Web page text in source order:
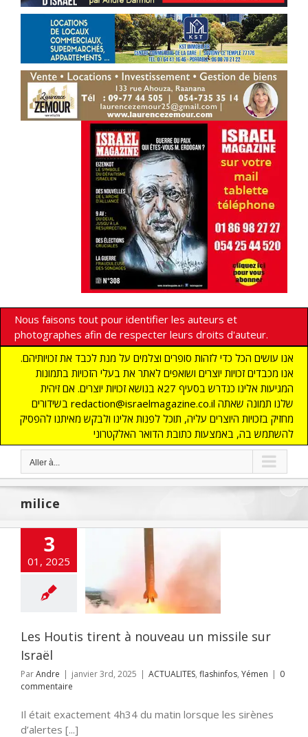
Nous faisons tout pour identifier les auteurs et
photographes afin de respecter leurs droits d'auteur.
אנו עושים הכל כדי לזהות סופרים וצלמים על מנת לכבד את זכויותיהם.
אנו מכבדים זכויות יוצרים ושואפים לאתר את בעלי הזכויות בתמונות
המגיעות אלינו כנדרש בסעיף 27א בנושא זכויות יוצרים. אם זיהית
בשידורים redaction@israelmagazine.co.il שלנו תמונה שאתה
מחזיק בזכויות היוצרים עליה, תוכל לפנות אלינו ולבקש מאיתנו להפסיק
להשתמש בה, באמצעות כתובת הדואר האלקטרוני
Aller à...
milice
3
01, 2025
tirent à
un missile sur
flashinfos
Les Houtis tirent à nouveau un missile sur
Israël
ParAndre | janvier 3rd, 2025 | ACTUALITES, flashinfos, Yémen | 0
commentaire
Il était exactement 4h34 du matin lorsque les sirènes
d’alertes [...]